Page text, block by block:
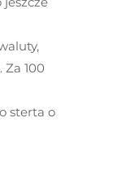
100
sterta o